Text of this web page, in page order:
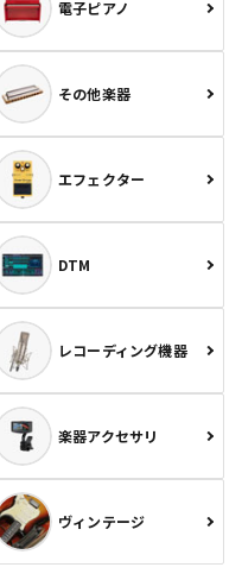
電子ピアノ
その他楽器
エフェクター
DTM
レコーディング機器
楽器アクセサリ
ヴィンテージ